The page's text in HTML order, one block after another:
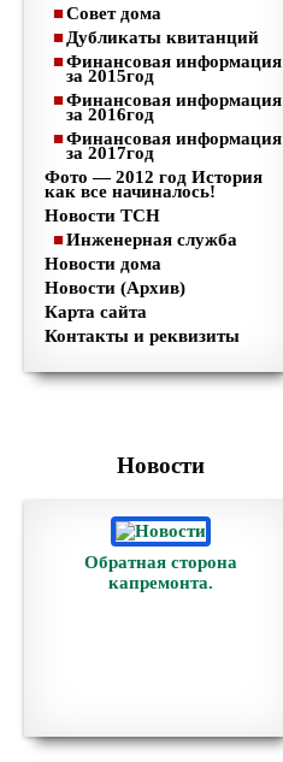
Совет дома
Дубликаты квитанций
Финансовая информация
за 2015год
Финансовая информация
за 2016год
Финансовая информация
за 2017год
Фото — 2012 год История
как все начиналось!
Новости ТСН
Инженерная служба
Новости дома
Новости (Архив)
Карта сайта
Контакты и реквизиты
Новости
Обратная сторона
капремонта.